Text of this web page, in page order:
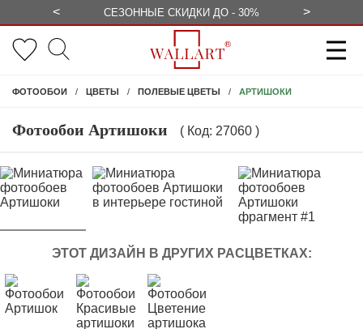
< СЕЗОННЫЕ СКИДКИ ДО - 30% >
ФОТООБОИ ЦВЕТЫ ПОЛЕВЫЕ ЦВЕТЫ АРТИШОКИ
Фотообои Артишоки ( Код: 27060 )
ЭТОТ ДИЗАЙН В ДРУГИХ РАСЦВЕТКАХ: